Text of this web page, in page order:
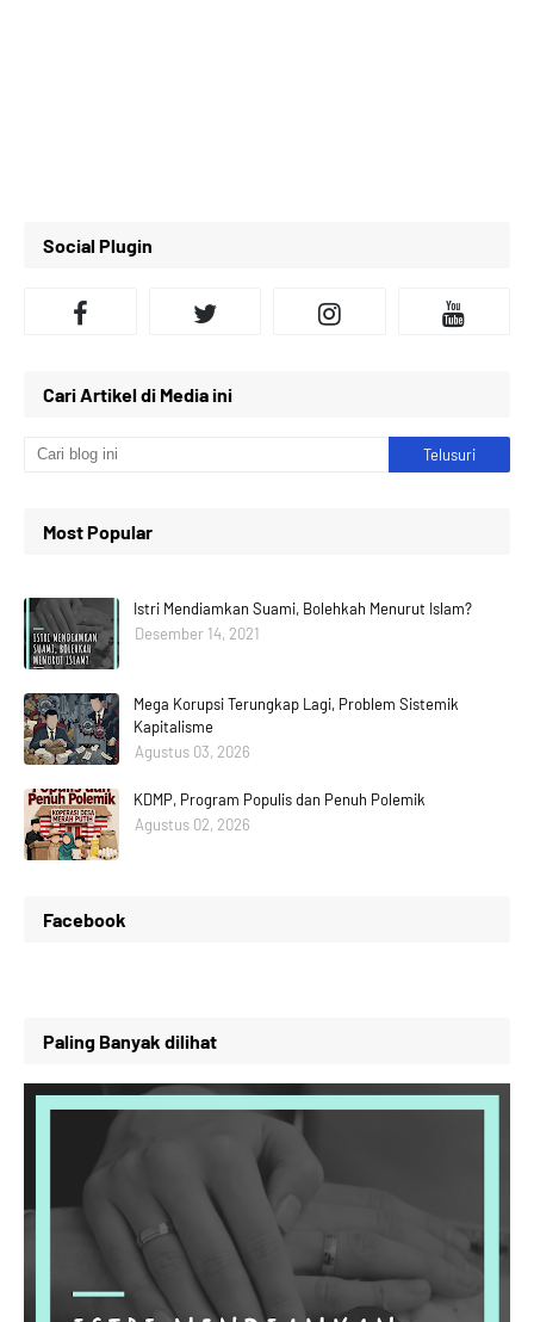
Social Plugin
Cari Artikel di Media ini
Most Popular
Istri Mendiamkan Suami, Bolehkah Menurut Islam?
Desember 14, 2021
Mega Korupsi Terungkap Lagi, Problem Sistemik
Kapitalisme
Agustus 03, 2026
KDMP, Program Populis dan Penuh Polemik
Agustus 02, 2026
Facebook
Paling Banyak dilihat